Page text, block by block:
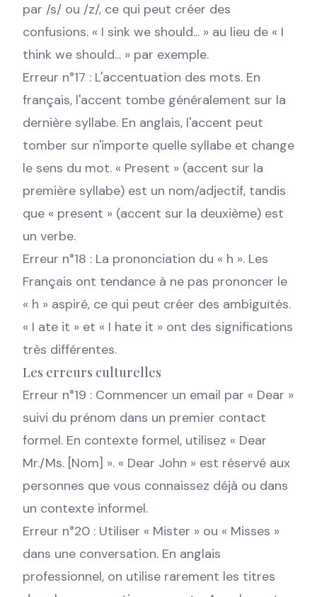
par /s/ ou /z/, ce qui peut créer des
confusions. « I sink we should... » au lieu de « I
think we should... » par exemple.
Erreur n°17 : L'accentuation des mots. En
français, l'accent tombe généralement sur la
dernière syllabe. En anglais, l'accent peut
tomber sur n'importe quelle syllabe et change
le sens du mot. « Present » (accent sur la
première syllabe) est un nom/adjectif, tandis
que « present » (accent sur la deuxième) est
un verbe.
Erreur n°18 : La prononciation du « h ». Les
Français ont tendance à ne pas prononcer le
« h » aspiré, ce qui peut créer des ambiguïtés.
« I ate it » et « I hate it » ont des significations
très différentes.
Les erreurs culturelles
Erreur n°19 : Commencer un email par « Dear »
suivi du prénom dans un premier contact
formel. En contexte formel, utilisez « Dear
Mr./Ms. [Nom] ». « Dear John » est réservé aux
personnes que vous connaissez déjà ou dans
un contexte informel.
Erreur n°20 : Utiliser « Mister » ou « Misses »
dans une conversation. En anglais
professionnel, on utilise rarement les titres